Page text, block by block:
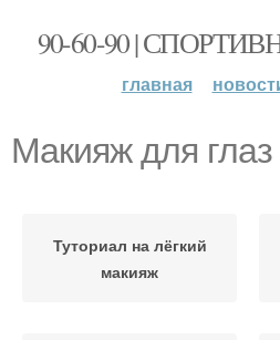
90-60-90 |
главная
Макияж для глаз
Туториал на лёгкий
макияж